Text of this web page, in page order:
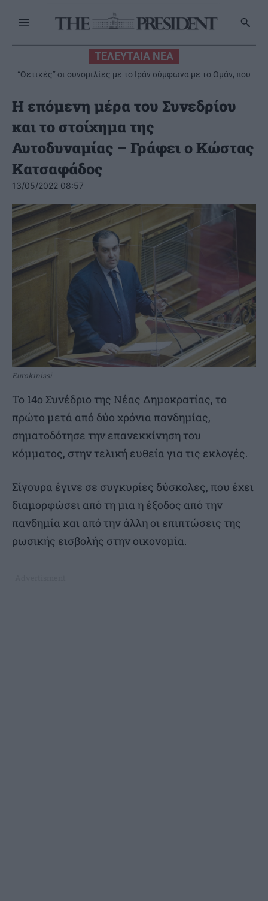
ΤΕΛΕΥΤΑΙΑ ΝΕΑ
“Θετικές” οι συνομιλίες με το Ιράν σύμφωνα με το Ομάν, που
προειδοποιεί για επιθέσεις σε πλοία
Κ.Βελόπουλος: Η κυβέρνηση έχει κάνει “ντηλ” με τα καρτέλ
Η επόμενη μέρα του Συνεδρίου
και το στοίχημα της
Αυτοδυναμίας – Γράφει ο Κώστας
Κατσαφάδος
13/05/2022 08:57
Eurokinissi
Το 14ο Συνέδριο της Νέας Δημοκρατίας, το
πρώτο μετά από δύο χρόνια πανδημίας,
σηματοδότησε την επανεκκίνηση του
κόμματος, στην τελική ευθεία για τις εκλογές.
Σίγουρα έγινε σε συγκυρίες δύσκολες, που έχει
διαμορφώσει από τη μια η έξοδος από την
πανδημία και από την άλλη οι επιπτώσεις της
ρωσικής εισβολής στην οικονομία.